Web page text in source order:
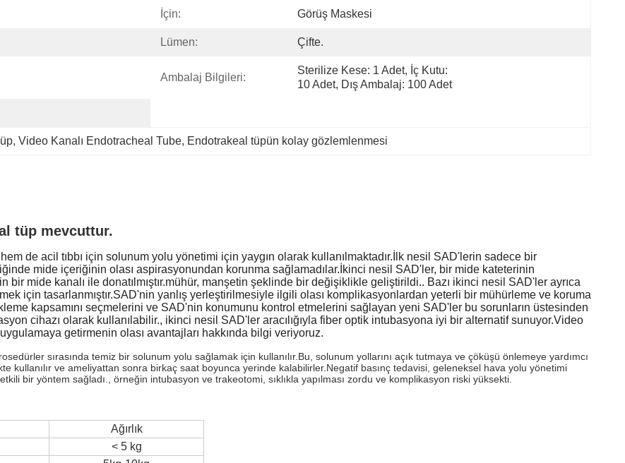
İçin: Görüş Maskesi
Lümen: Çifte.
Ambalaj Bilgileri:
Sterilize Kese: 1 Adet, İç Kutu:
10 Adet, Dış Ambalaj: 100 Adet
, Video Kanalı Endotracheal Tube, Endotrakeal tüpün kolay gözlemlenmesi
tüp mevcuttur.
de acil tıbbı için solunum yolu yönetimi için yaygın olarak kullanılmaktadır.İlk nesil SAD'lerin sadece bir
mide içeriğinin olası aspirasyonundan korunma sağlamadılar.İkinci nesil SAD'ler, bir mide kateterinin
mide kanalı ile donatılmıştır.mühür, manşetin şeklinde bir değişiklikle geliştirildi.. Bazı ikinci nesil SAD'ler ayrıca
için tasarlanmıştır.SAD'nin yanlış yerleştirilmesiyle ilgili olası komplikasyonlardan yeterli bir mühürleme ve koruma
kapsamını seçmelerini ve SAD'nin konumunu kontrol etmelerini sağlayan yeni SAD'ler bu sorunların üstesinden
cihazı olarak kullanılabilir., ikinci nesil SAD'ler aracılığıyla fiber optik intubasyona iyi bir alternatif sunuyor.Video
getirmenin olası avantajları hakkında bilgi veriyoruz.
sırasında temiz bir solunum yolu sağlamak için kullanılır.Bu, solunum yollarını açık tutmaya ve çöküşü önlemeye yardımcı
kullanılır ve ameliyattan sonra birkaç saat boyunca yerinde kalabilirler.Negatif basınç tedavisi, geleneksel hava yolu yönetimi
bir yöntem sağladı., örneğin intubasyon ve trakeotomi, sıklıkla yapılması zordu ve komplikasyon riski yüksekti.
Ağırlık
< 5 kg